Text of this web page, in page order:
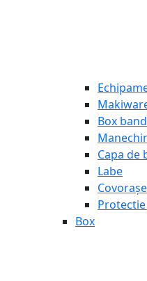
Box
Capa de
Labe
Box